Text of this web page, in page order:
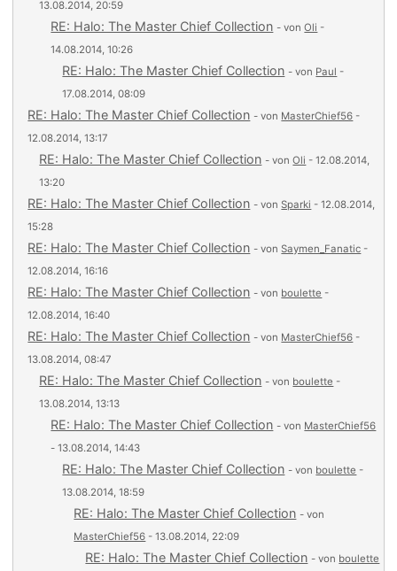
13.08.2014, 20:59
RE: Halo: The Master Chief Collection - vonOli -
14.08.2014, 10:26
RE: Halo: The Master Chief Collection - von Paul -
17.08.2014, 08:09
RE: Halo: The Master Chief Collection - von MasterChief56 -
12.08.2014, 13:17
RE: Halo: The Master Chief Collection - vonOli - 12.08.2014,
13:20
RE: Halo: The Master Chief Collection - vonSparki - 12.08.2014,
15:28
RE: Halo: The Master Chief Collection - vonSaymen_Fanatic -
12.08.2014, 16:16
RE: Halo: The Master Chief Collection - von boulette -
12.08.2014, 16:40
RE: Halo: The Master Chief Collection - von MasterChief56 -
13.08.2014, 08:47
RE: Halo: The Master Chief Collection - von boulette -
13.08.2014, 13:13
RE: Halo: The Master Chief Collection - von MasterChief56
- 13.08.2014, 14:43
RE: Halo: The Master Chief Collection - von boulette -
13.08.2014, 18:59
RE: Halo: The Master Chief Collection - von
MasterChief56 - 13.08.2014, 22:09
RE: Halo: The Master Chief Collection - von boulette